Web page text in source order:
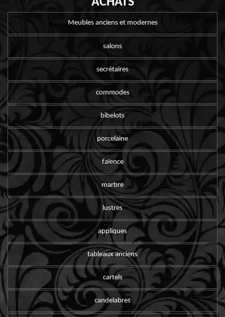
Meubles anciens et modernes
salons
secrétaires
commodes
bibelots
porcelaine
faïence
marbre
lustres
appliques
tableaux anciens
cartels
candelabres